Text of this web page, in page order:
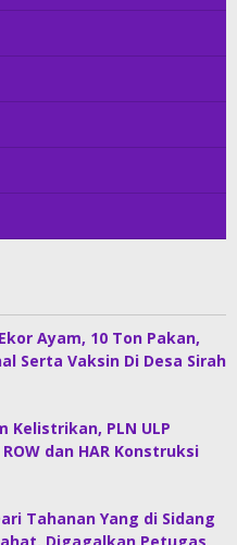
Ayam, 10 Ton Pakan,
Serta Vaksin Di Desa Sirah
Kelistrikan, PLN ULP
dan HAR Konstruksi
Tahanan Yang di Sidang